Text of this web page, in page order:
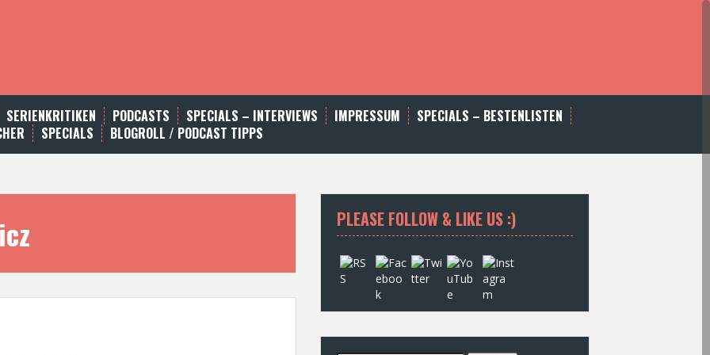
SERIENKRITIKEN PODCASTS SPECIALS – INTERVIEWS IMPRESSUM
SPECIALS – BESTENLISTEN
SPECIALS BLOGROLL / PODCAST TIPPS
PLEASE FOLLOW & LIKE US :)